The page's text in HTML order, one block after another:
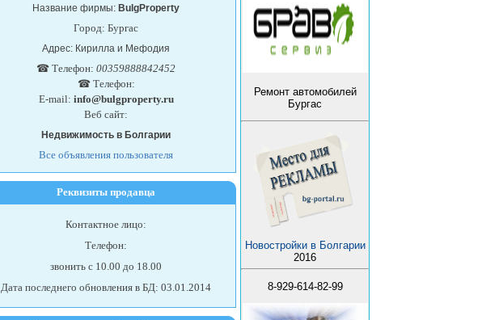
Название фирмы: BulgProperty
Город: Бургас
Адрес: Кирилла и Мефодия
☎ Телефон: 00359888842452
☎ Телефон:
E-mail: info@bulgproperty.ru
Веб сайт:
Недвижимость в Болгарии
Все объявления пользователя
Реквизиты продавца
Контактное лицо:
Телефон:
звонить c 10.00 до 18.00
Дата последнего обновления в БД: 03.01.2014
Ремонт автомобилей
Бургас
Новостройки в Болгарии
2016
8-929-614-82-99